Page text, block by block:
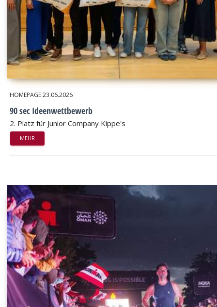
HOMEPAGE23.06.2026
90 sec Ideenwettbewerb
2. Platz für Junior Company Kippe's
MEHR